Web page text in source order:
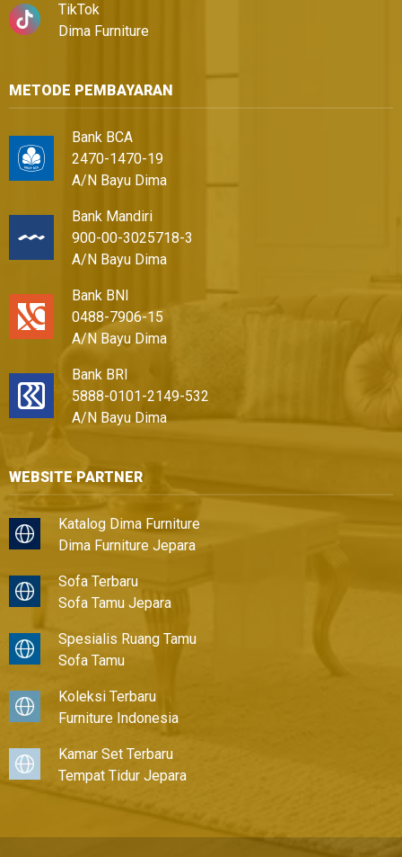
TikTok
Dima Furniture
METODE PEMBAYARAN
Bank BCA
2470-1470-19
A/N Bayu Dima
Bank Mandiri
900-00-3025718-3
A/N Bayu Dima
Bank BNI
0488-7906-15
A/N Bayu Dima
Bank BRI
5888-0101-2149-532
A/N Bayu Dima
WEBSITE PARTNER
Katalog Dima Furniture
Dima Furniture Jepara
Sofa Terbaru
Sofa Tamu Jepara
Spesialis Ruang Tamu
Sofa Tamu
Koleksi Terbaru
Furniture Indonesia
Kamar Set Terbaru
Tempat Tidur Jepara